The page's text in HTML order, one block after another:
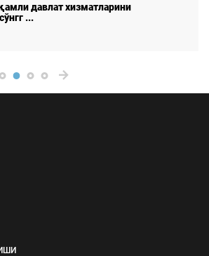
давлат хизматларини
...